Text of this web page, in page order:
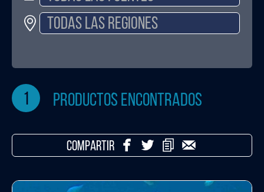
1 productos encontrados
COMPARTIR